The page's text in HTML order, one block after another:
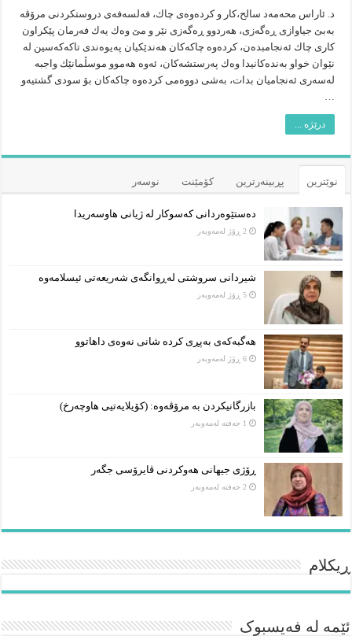
د. ئاراس محەمەد سالح،كار و كردەوەی چاك، فەلسەفەی دروستكردنی مرۆڤە
بەبێ جیاوازی ڕەگەزی، هەردوو ڕەگەزی نێر و مێ وەك یەك فەرمان پێكراون
كاری چاك ئەنجامبدەن، كردەوە چاكەكان هەندێكیان پەیوەندی تاكەكەسین لە
نێوان خواو بەندەكانیدا وەك پەرستشەكان، ئەوە هەموو موسڵمانێك واجبە
لەسەری ئەنجامیان بدات، بەشی دووەمی كردەوە چاكەكان بۆ سودی گشتیەو
…
درێژە ...
نوێترین پڕبینەرترین کۆمێنت نوسەر
دەستێوەردانی کەسوکار لە ژیانی هاوسەریدا
2 ڕۆژ لەمەوبەر
شیردانی سروشتی لەڕوانگەی شەریعەتی ئیسلامەوە
5 ڕۆژ لەمەوبەر
هەگبەکەی بەپڕی کردە شانی نەوەی داهاتوو
6 ڕۆژ لەمەوبەر
بازرگانیکردن بە مرۆڤەوە: (کۆیلایەتیی هاوچەرخ)
1 حەفتە لەمەوبەر
ڕۆژی جیهانی هەوکردنی ڤایرۆسی جگەر
2 حەفتە لەمەوبەر
ڕیکلام
ئێمە لە فەیسبوک